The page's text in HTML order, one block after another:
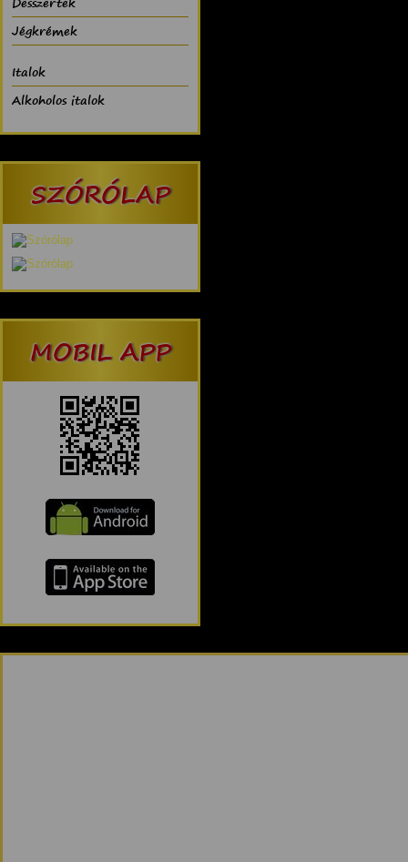
Jégkrémek
Italok
Alkoholos italok
SZÓRÓLAP
MOBIL APP